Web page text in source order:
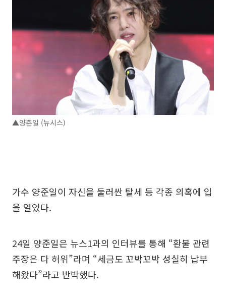
▲양준일 (뉴시스)
가수 양준일이 자신을 둘러싼 탈세 등 각종 의혹에 입
을 열었다.
24일 양준일은 뉴스1과의 인터뷰를 통해 “환불 관련
주장은 다 허위”라며 “세금도 꼬박꼬박 성실히 납부
해왔다”라고 반박했다.